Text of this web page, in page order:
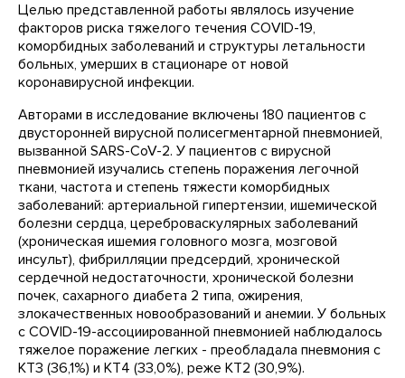
Целью представленной работы являлось изучение
факторов риска тяжелого течения COVID-19,
коморбидных заболеваний и структуры летальности
больных, умерших в стационаре от новой
коронавирусной инфекции.
Авторами в исследование включены 180 пациентов с
двусторонней вирусной полисегментарной пневмонией,
вызванной SARS-CoV-2. У пациентов с вирусной
пневмонией изучались степень поражения легочной
ткани, частота и степень тяжести коморбидных
заболеваний: артериальной гипертензии, ишемической
болезни сердца, цереброваскулярных заболеваний
(хроническая ишемия головного мозга, мозговой
инсульт), фибрилляции предсердий, хронической
сердечной недостаточности, хронической болезни
почек, сахарного диабета 2 типа, ожирения,
злокачественных новообразований и анемии. У больных
с COVID-19-ассоциированной пневмонией наблюдалось
тяжелое поражение легких - преобладала пневмония с
КТ3 (36,1%) и КТ4 (33,0%), реже КТ2 (30,9%).